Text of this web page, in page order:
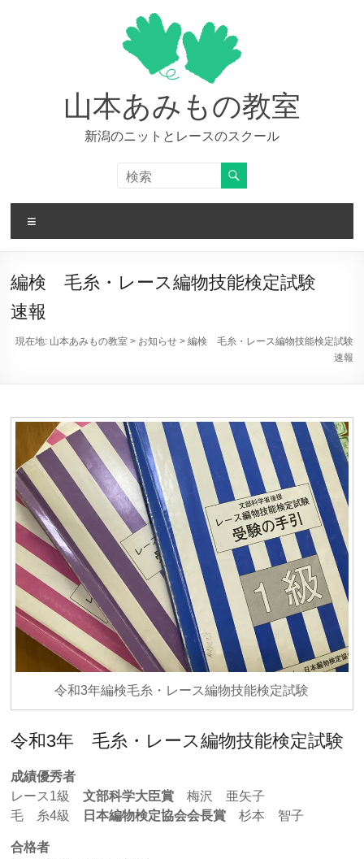
山本あみもの教室
新潟のニットとレースのスクール
ニ
ー
編検 毛糸・レース編物技能検定試験
速報
現在地: 山本あみもの教室> お知らせ> 編検 毛糸・レース編物技能検定試験
速報
令和3年編検毛糸・レース編物技能検定試験
令和3年 毛糸・レース編物技能検定試験
成績優秀者
レース1級文部科学大臣賞 梅沢 亜矢子
毛 糸4級
日本編物検定協会会長賞 杉本 智子
合格者